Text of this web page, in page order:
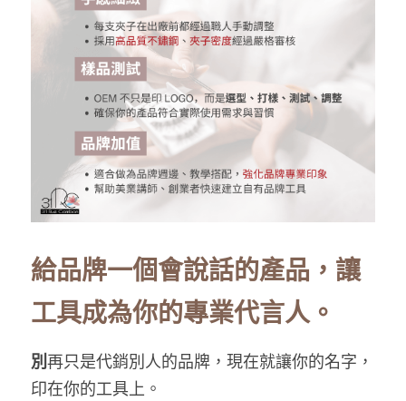
給品牌一個會說話的產品，讓
工具成為你的專業代言人。
別再只是代銷別人的品牌，現在就讓你的名字，
印在你的工具上。